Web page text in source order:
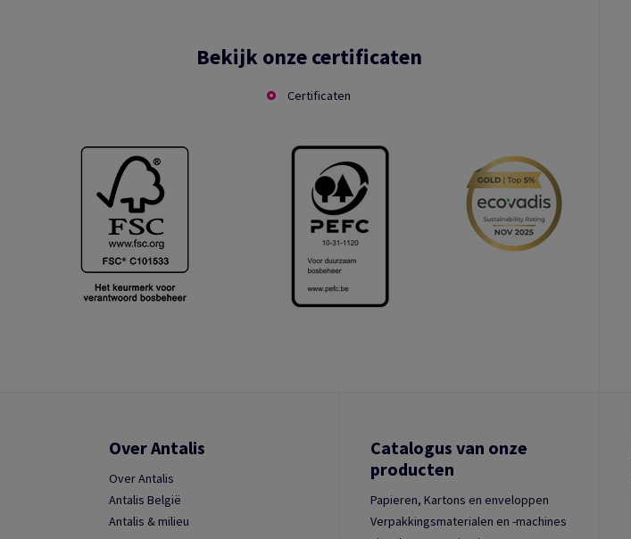
Bekijk onze certificaten
Certificaten
Over Antalis
Over Antalis
Antalis België
Antalis & milieu
Catalogus van onze
producten
Papieren, Kartons en enveloppen
Verpakkingsmaterialen en -machines